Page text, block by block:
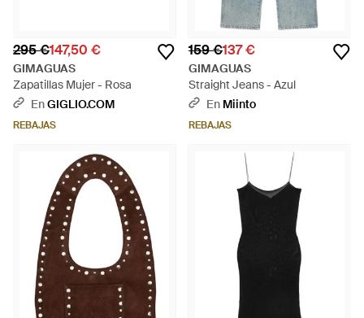
295 €147,50 €
GIMAGUAS
Zapatillas Mujer - Rosa
EnGIGLIO.COM
REBAJAS
159 €137 €
GIMAGUAS
Straight Jeans - Azul
En Miinto
REBAJAS